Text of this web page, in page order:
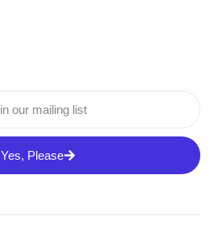
Yes, Please